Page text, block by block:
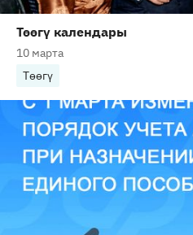
Төөгү календары
10 марта
Төөгү